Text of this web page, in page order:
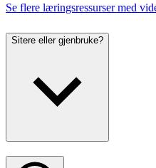
Se flere læringsressurser med
Sitere eller gjenbruke?